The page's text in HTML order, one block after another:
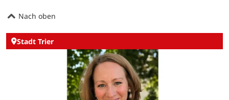
Nach oben
Stadt Trier